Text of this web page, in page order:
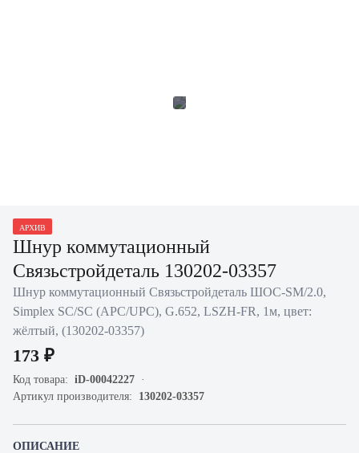
АРХИВ
Шнур коммутационный
Связьстройдеталь 130202-03357
Шнур коммутационный Связьстройдеталь ШОС-SM/2.0,
Simplex SC/SC (APC/UPC), G.652, LSZH-FR, 1м, цвет:
жёлтый, (130202-03357)
173 ₽
Код товара: iD-00042227
Артикул производителя: 130202-03357
ОПИСАНИЕ